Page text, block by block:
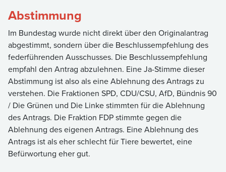
Abstimmung
Im Bundestag wurde nicht direkt über den Originalantrag
abgestimmt, sondern über die Beschlussempfehlung des
federführenden Ausschusses. Die Beschlussempfehlung
empfahl den Antrag abzulehnen. Eine Ja-Stimme dieser
Abstimmung ist also als eine Ablehnung des Antrags zu
verstehen. Die Fraktionen SPD, CDU/CSU, AfD, Bündnis 90
/ Die Grünen und Die Linke stimmten für die Ablehnung
des Antrags. Die Fraktion FDP stimmte gegen die
Ablehnung des eigenen Antrags. Eine Ablehnung des
Antrags ist als eher schlecht für Tiere bewertet, eine
Befürwortung eher gut.